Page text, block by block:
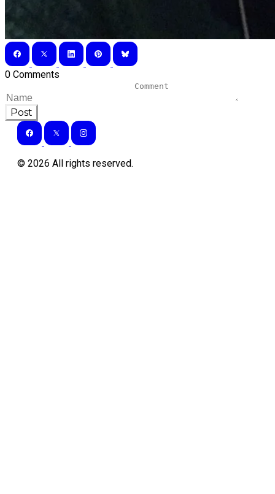
0 Comments
Post
© 2026 All rights reserved.